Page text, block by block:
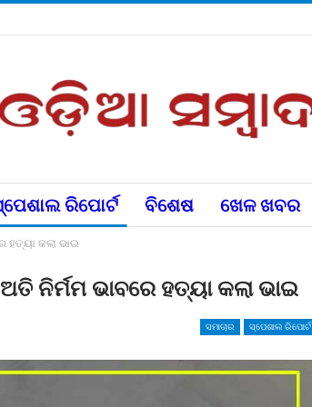
ରିପୋର୍ଟ ବିଶେଷ ଖେଳ ଖବର
ହତ୍ୟା କଲା ଭାଇ
ନିର୍ମମ ଭାବରେ ହତ୍ୟା କଲା ଭାଇ
ସମାଚାର ସ୍ପେଶାଲ ରିପୋର୍ଟ